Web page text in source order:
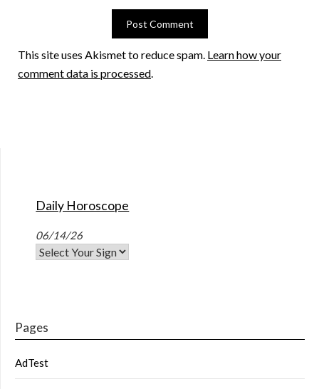
This site uses Akismet to reduce spam. Learn how your
comment data is processed.
Daily Horoscope
06/14/26
Pages
AdTest